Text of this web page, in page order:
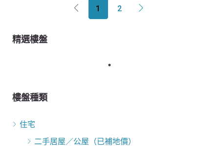
1 2
精選樓盤
樓盤種類
住宅
二手居屋／公屋（已補地價）